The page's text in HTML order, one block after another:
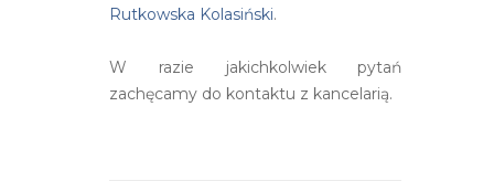
Rutkowska Kolasiński.
W razie jakichkolwiek pytań
zachęcamy do kontaktu z kancelarią.